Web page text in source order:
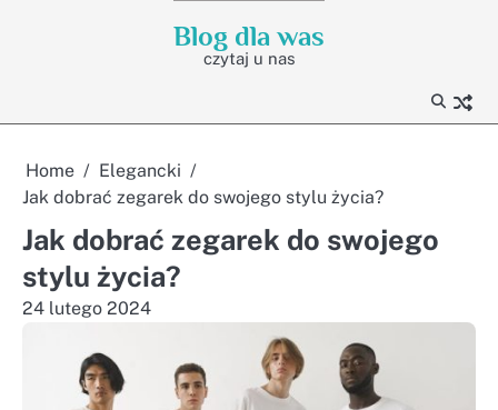
Blog dla was
czytaj u nas
Home
Elegancki
Jak dobrać zegarek do swojego stylu życia?
Jak dobrać zegarek do swojego
stylu życia?
24 lutego 2024